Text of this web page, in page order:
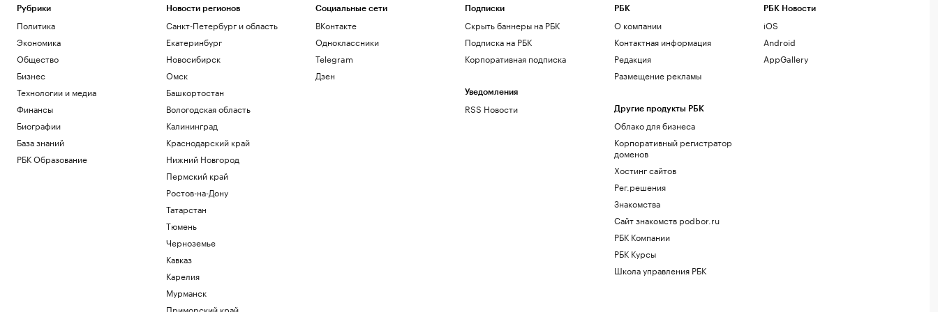
Рубрики
Политика
Экономика
Общество
Бизнес
Технологии и медиа
Финансы
Биографии
База знаний
РБК Образование
Новости регионов
Санкт-Петербург и область
Екатеринбург
Новосибирск
Омск
Башкортостан
Вологодская область
Калининград
Краснодарский край
Нижний Новгород
Пермский край
Ростов-на-Дону
Татарстан
Тюмень
Черноземье
Кавказ
Карелия
Мурманск
Приморский край
Социальные сети
ВКонтакте
Одноклассники
Telegram
Дзен
Подписки
Скрыть баннеры на РБК
Подписка на РБК
Корпоративная подписка
Уведомления
RSS Новости
РБК
О компании
Контактная информация
Редакция
Размещение рекламы
Другие продукты РБК
Облако для бизнеса
Корпоративный регистратор
доменов
Хостинг сайтов
Рег.решения
Знакомства
Сайт знакомств podbor.ru
РБК Компании
РБК Курсы
Школа управления РБК
РБК Новости
iOS
Android
AppGallery